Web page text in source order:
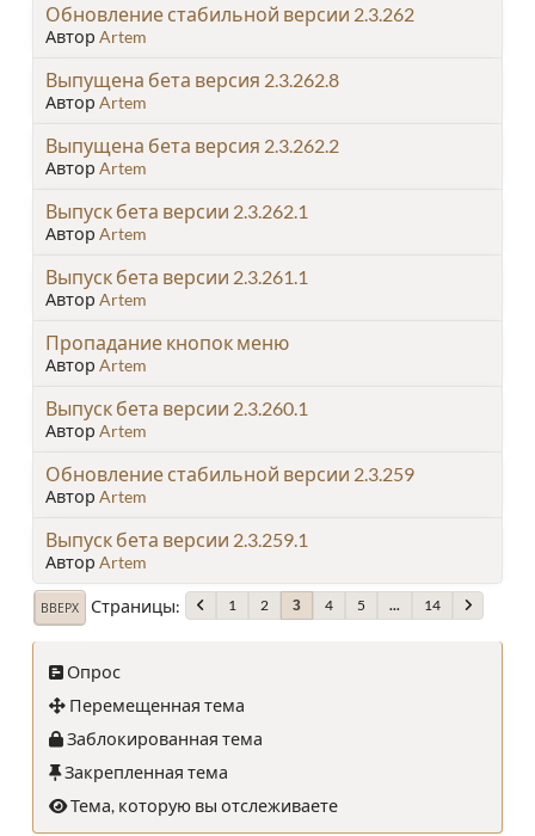
Обновление стабильной версии 2.3.262
Автор Artem
Выпущена бета версия 2.3.262.8
Автор Artem
Выпущена бета версия 2.3.262.2
Автор Artem
Выпуск бета версии 2.3.262.1
Автор Artem
Выпуск бета версии 2.3.261.1
Автор Artem
Пропадание кнопок меню
Автор Artem
Выпуск бета версии 2.3.260.1
Автор Artem
Обновление стабильной версии 2.3.259
Автор Artem
Выпуск бета версии 2.3.259.1
Автор Artem
ВВЕРХ Страницы 1 2 3 4 5 ... 14
Опрос
Перемещенная тема
Заблокированная тема
Закрепленная тема
Тема, которую вы отслеживаете